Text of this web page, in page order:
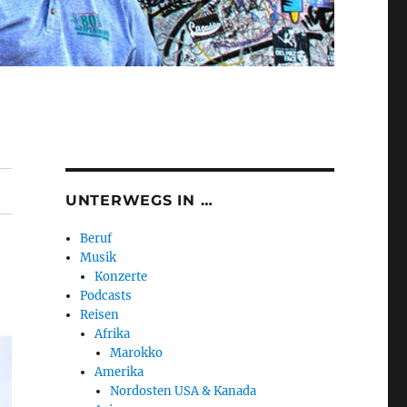
UNTERWEGS IN …
Beruf
Musik
Konzerte
Podcasts
Reisen
Afrika
Marokko
Amerika
Nordosten USA & Kanada